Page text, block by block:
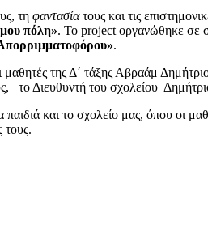
τη φαντασίατους και τις
πόλη». Το project οργανώθηκε σε
.
της Δ΄ τάξης Αβραάμ
το Διευθυντή του σχολείου
παιδιά και το σχολείο μας, όπου οι
τους.